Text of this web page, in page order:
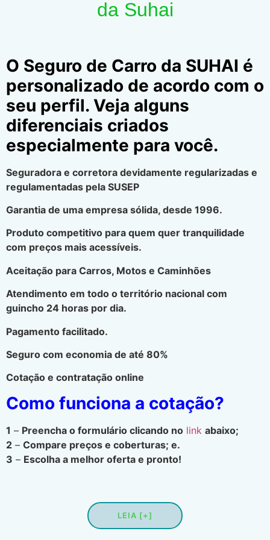
da Suhai
O Seguro de Carro da SUHAI é
personalizado de acordo com o
seu perfil. Veja alguns
diferenciais criados
especialmente para você.
Seguradora e corretora devidamente regularizadas e
regulamentadas pela SUSEP
Garantia de uma empresa sólida, desde 1996.
Produto competitivo para quem quer tranquilidade
com preços mais acessíveis.
Aceitação para Carros, Motos e Caminhões
Atendimento em todo o território nacional com
guincho 24 horas por dia.
Pagamento facilitado.
Seguro com economia de até 80%
Cotação e contratação online
Como funciona a cotação?
1 – Preencha o formulário clicando no link abaixo;
2 – Compare preços e coberturas; e.
3 – Escolha a melhor oferta e pronto!
LEIA [+]